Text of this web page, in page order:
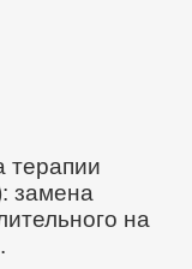
терапии
замена
на